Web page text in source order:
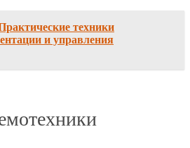
техники
и управления